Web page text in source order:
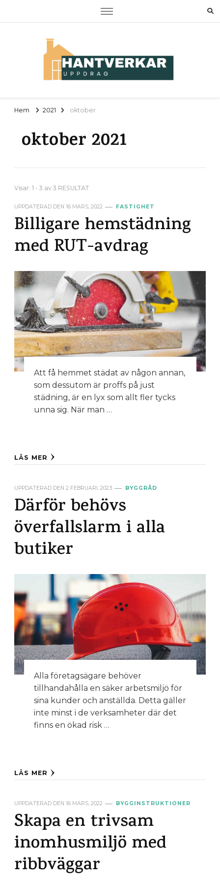
Hem 2021 oktober
oktober 2021
Visar: 1 - 3 av 3 RESULTAT
UPPDATERAD DEN 16 MARS, 2022 FASTIGHET
Billigare hemstädning
med RUT-avdrag
Att få hemmet städat av någon annan,
som dessutom är proffs på just
städning, är en lyx som allt fler tycks
unna sig. När man …
LÄS MER
UPPDATERAD DEN 2 FEBRUARI, 2023 BYGGRÅD
Därför behövs
överfallslarm i alla
butiker
Alla företagsägare behöver
tillhandahålla en säker arbetsmiljö för
sina kunder och anställda. Detta gäller
inte minst i de verksamheter där det
finns en ökad risk …
LÄS MER
UPPDATERAD DEN 16 MARS, 2022 BYGGINSTRUKTIONER
Skapa en trivsam
inomhusmiljö med
ribbväggar